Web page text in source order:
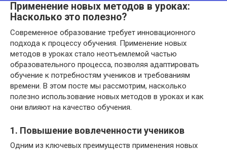
Применение новых методов в уроках:
Насколько это полезно?
Современное образование требует инновационного
подхода к процессу обучения. Применение новых
методов в уроках стало неотъемлемой частью
образовательного процесса, позволяя адаптировать
обучение к потребностям учеников и требованиям
времени. В этом посте мы рассмотрим, насколько
полезно использование новых методов в уроках и как
они влияют на качество обучения.
1. Повышение вовлеченности учеников
Одним из ключевых преимуществ применения новых